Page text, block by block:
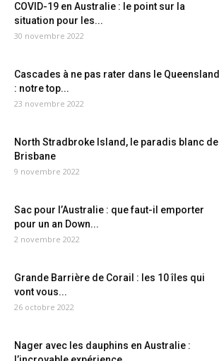
COVID-19 en Australie : le point sur la
situation pour les...
30 novembre 2022
Cascades à ne pas rater dans le Queensland
: notre top...
23 novembre 2022
North Stradbroke Island, le paradis blanc de
Brisbane
9 novembre 2022
Sac pour l’Australie : que faut-il emporter
pour un an Down...
2 novembre 2022
Grande Barrière de Corail : les 10 îles qui
vont vous...
26 octobre 2022
Nager avec les dauphins en Australie :